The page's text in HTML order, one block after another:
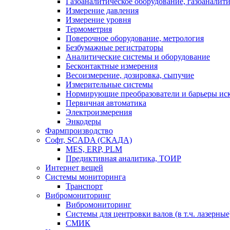
Измерение давления
Измерение уровня
Термометрия
Поверочное оборудование, метрология
Безбумажные регистраторы
Аналитические системы и оборудование
Бесконтактные измерения
Весоизмерение, дозировка, сыпучие
Измерительные системы
Нормирующие преобразователи и барьеры
Первичная автоматика
Электроизмерения
Энкодеры
Фармпроизводство
Софт, SCADA (СКАДА)
MES, ERP, PLM
Предиктивная аналитика, ТОИР
Интернет вещей
Системы мониторинга
Транспорт
Вибромониторинг
Вибромониторинг
Системы для центровки валов (в т.ч.
СМИК